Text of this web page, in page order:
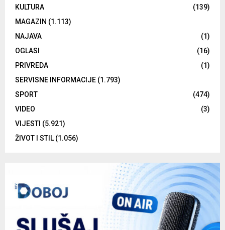
KULTURA
(139)
MAGAZIN (1.113)
NAJAVA
(1)
OGLASI
(16)
PRIVREDA
(1)
SERVISNE INFORMACIJE (1.793)
SPORT
(474)
VIDEO
(3)
VIJESTI (5.921)
ŽIVOT I STIL(1.056)